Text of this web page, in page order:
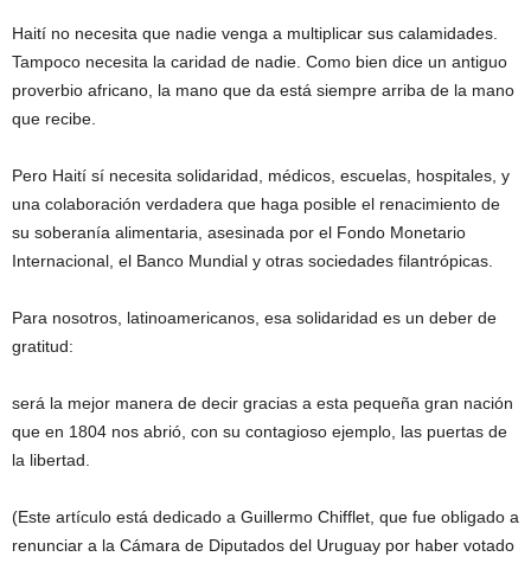
Haití no necesita que nadie venga a multiplicar sus calamidades.
Tampoco necesita la caridad de nadie. Como bien dice un antiguo
proverbio africano, la mano que da está siempre arriba de la mano
que recibe.
Pero Haití sí necesita solidaridad, médicos, escuelas, hospitales, y
una colaboración verdadera que haga posible el renacimiento de
su soberanía alimentaria, asesinada por el Fondo Monetario
Internacional, el Banco Mundial y otras sociedades filantrópicas.
Para nosotros, latinoamericanos, esa solidaridad es un deber de
gratitud:
será la mejor manera de decir gracias a esta pequeña gran nación
que en 1804 nos abrió, con su contagioso ejemplo, las puertas de
la libertad.
(Este artículo está dedicado a Guillermo Chifflet, que fue obligado a
renunciar a la Cámara de Diputados del Uruguay por haber votado